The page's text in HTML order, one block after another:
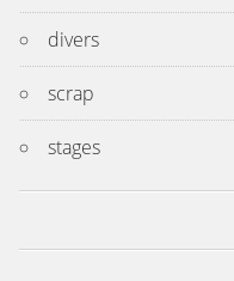
divers
scrap
stages